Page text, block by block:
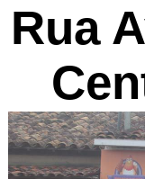
Rua